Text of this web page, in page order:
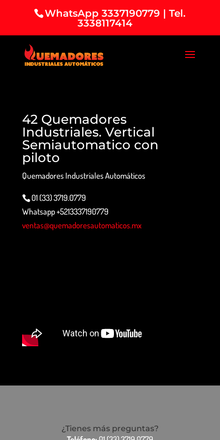
WhatsApp 3337190779 | Tel.
3338117414
42 Quemadores
Industriales. Vertical
Semiautomatico con
piloto
Quemadores Industriales Automáticos
01 (33) 3719.0779
Whatsapp +5213337190779
ventas@quemadoresautomaticos.mx
¿Tienes más preguntas?